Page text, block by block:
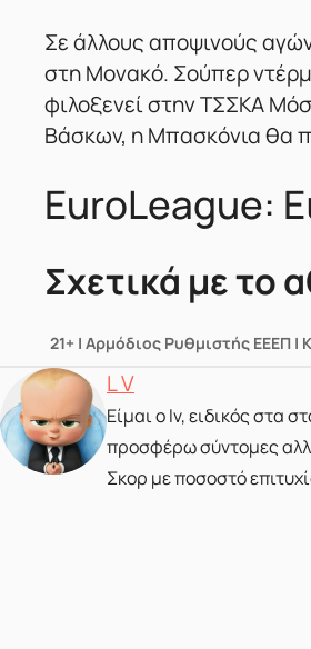
Σε άλλους αποψινούς
στη Μονακό. Σούπερ
φιλοξενεί στην ΤΣΣΚΑ
Βάσκων, η Μπασκόνια θα
EuroLeague:
Σχετικά με το
21+ | Αρμόδιος Ρυθμιστής ΕΕΕΠ |
Posted by
L V
Είμαι ο lv, ειδικός στα
προσφέρω σύντομες
Σκορ με ποσοστό